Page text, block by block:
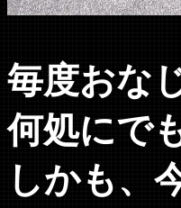
毎度おな
何処にで
しかも、